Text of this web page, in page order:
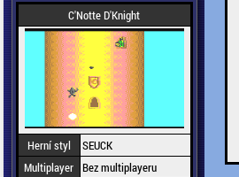
C'Notte D'Knight
Herní styl
SEUCK
Multiplayer Bez multiplayeru